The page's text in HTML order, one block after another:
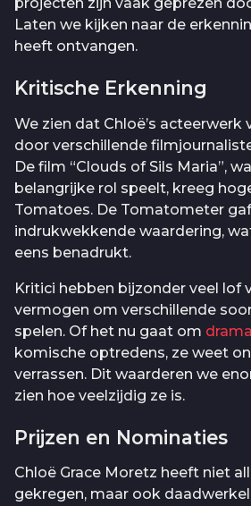
Laten we kijken naar de
heeft ontvangen.
Kritische Erkenning
We zien dat Chloë’s acteerwerk
door verschillende
De film “Clouds of Sils Maria”,
belangrijke rol speelt, kreeg
Tomatoes. De Tomatometer
indrukwekkende waardering,
eens benadrukt.
Kritici hebben bijzonder veel lof
vermogen om verschillende
spelen. Of het nu gaat om
komische optredens, ze weet
verrassen. Dit waarderen we
zien hoe veelzijdig ze is.
Prijzen en Nominaties
Chloë Grace Moretz heeft niet
gekregen, maar ook